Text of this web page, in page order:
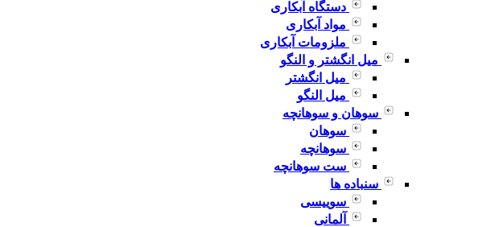
دستگاه آبکاری
مواد آبکاری
ملزومات آبکاری
میل انگشتر و النگو
میل انگشتر
میل النگو
سوهان و سوهانچه
سوهان
سوهانچه
ست سوهانچه
سنباده ها
سوییسی
آلمانی